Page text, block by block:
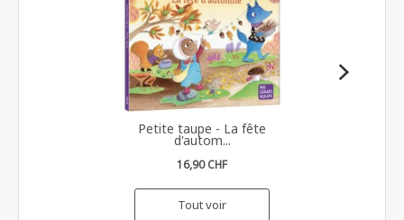
Petite taupe - La fête
d'autom...
16,90 CHF
Tout voir